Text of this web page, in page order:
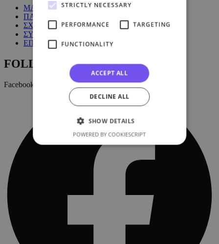
ΜΑΘΗΜΑΤΑ
ΠΑΚΕΤΑ
ΣΧΕΤΙΚΑ ΜΕ ΕΜΑΣ
ΣΥΧΝΕΣ ΕΡΩΤΗΣΕΙΣ
ΕΠΙΚΟΙΝΩΝΙΑ
FOLLOW US:
Facebook
STRICTLY NECESSARY
PERFORMANCE TARGETING
FUNCTIONALITY
ACCEPT ALL
DECLINE ALL
SHOW DETAILS
POWERED BY COOKIESCRIPT